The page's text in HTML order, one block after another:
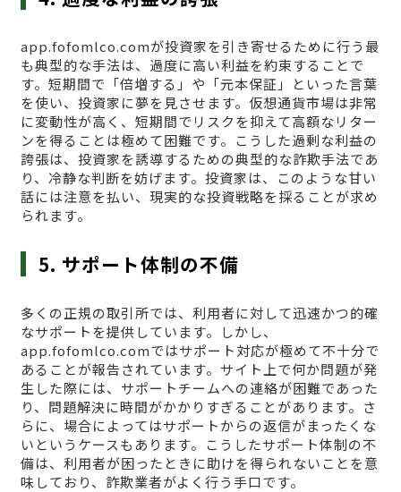
app.fofomlco.comが投資家を引き寄せるために行う最
も典型的な手法は、過度に高い利益を約束することで
す。短期間で「倍増する」や「元本保証」といった言葉
を使い、投資家に夢を見させます。仮想通貨市場は非常
に変動性が高く、短期間でリスクを抑えて高額なリター
ンを得ることは極めて困難です。こうした過剰な利益の
誇張は、投資家を誘導するための典型的な詐欺手法であ
り、冷静な判断を妨げます。投資家は、このような甘い
話には注意を払い、現実的な投資戦略を採ることが求め
られます。
5. サポート体制の不備
多くの正規の取引所では、利用者に対して迅速かつ的確
なサポートを提供しています。しかし、
app.fofomlco.comではサポート対応が極めて不十分で
あることが報告されています。サイト上で何か問題が発
生した際には、サポートチームへの連絡が困難であった
り、問題解決に時間がかかりすぎることがあります。さ
らに、場合によってはサポートからの返信がまったくな
いというケースもあります。こうしたサポート体制の不
備は、利用者が困ったときに助けを得られないことを意
味しており、詐欺業者がよく行う手口です。